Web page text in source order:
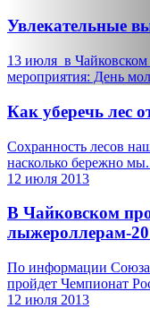
Увлекательные
13 июля в Чайковском
мероприятия: День
Как уберечь лес
Сохранность лесов
насколько бережно
12 июля 2013
В Чайковском
лыжероллерам-
По информации Союза
пройдет Чемпионат
12 июля 2013